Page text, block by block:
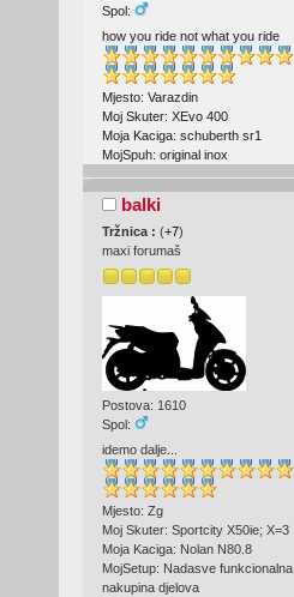
Spol:
how you ride not what you ride
Mjesto: Varazdin
Moj Skuter: XEvo 400
Moja Kaciga: schuberth sr1
MojSpuh: original inox
balki
Tržnica : (+7)
maxi forumaš
Postova: 1610
Spol:
idemo dalje...
Mjesto: Zg
Moj Skuter: Sportcity X50ie; X=3
Moja Kaciga: Nolan N80.8
MojSetup: Nadasve funkcionalna
nakupina djelova